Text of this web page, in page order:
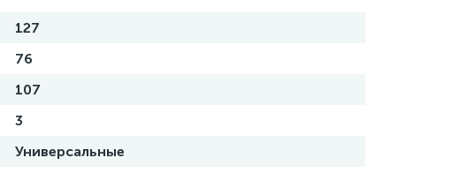
127
76
107
3
Универсальные